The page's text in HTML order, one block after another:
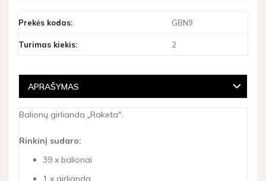
Prekės kodas: GBN9
Turimas kiekis: 2
APRAŠYMAS
Balionų girlianda Raketa".
Rinkinį sudaro:
39 x balionai
1 x girlianda